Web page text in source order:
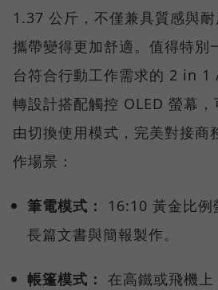
1.37 公斤，不僅兼具質感與
攜帶變得更加舒適。值得特別
台符合行動工作需求的 2 in 1
轉設計搭配觸控 OLED 螢幕
由切換使用模式，完美對接商
作場景：
筆電模式：
16:10 黃金比例
長篇文書與簡報製作。
帳篷模式： 在高鐵或飛機